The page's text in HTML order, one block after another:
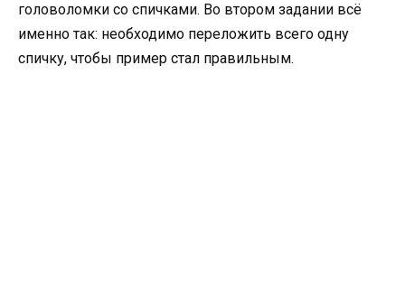
головоломки со спичками. Во втором задании всё
именно так: необходимо переложить всего одну
спичку, чтобы пример стал правильным.